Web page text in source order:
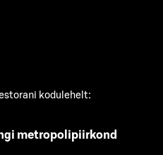
kodulehelt:
metropolipiirkond